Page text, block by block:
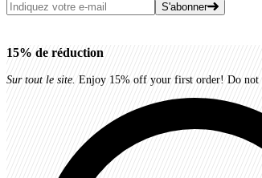
S'abonner
15% de réduction
Sur tout le site. Enjoy 15% off your first order! Do not